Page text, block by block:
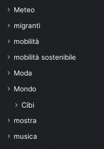
Meteo
migranti
mobilità
mobilità sostenibile
Moda
Mondo
Cibi
mostra
musica